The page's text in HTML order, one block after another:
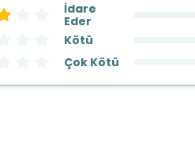
İdare
Eder
Kötü
Çok Kötü